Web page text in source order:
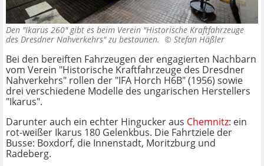
Den "Ikarus 260" gibt es beim Verein "Historische Kraftfahrzeuge
des Dresdner Nahverkehrs" zu bestaunen. © Stefan Häßler
Bei den bereiften Fahrzeugen der engagierten Nachbarn
vom Verein "Historische Kraftfahrzeuge des Dresdner
Nahverkehrs" rollen der "IFA Horch H6B" (1956) sowie
drei verschiedene Modelle des ungarischen Herstellers
"Ikarus".
Darunter auch ein echter Hingucker aus Chemnitz: ein
rot-weißer Ikarus 180 Gelenkbus. Die Fahrtziele der
Busse: Boxdorf, die Innenstadt, Moritzburg und
Radeberg.